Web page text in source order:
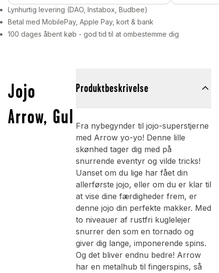
Lynhurtig levering (DAO, Instabox, Budbee)
Betal med MobilePay, Apple Pay, kort & bank
100 dages åbent køb - god tid til at ombestemme dig
Jojo
Arrow, Gul
Produktbeskrivelse
Fra nybegynder til jojo-superstjerne
med Arrow yo-yo! Denne lille
skønhed tager dig med på
snurrende eventyr og vilde tricks!
Uanset om du lige har fået din
allerførste jojo, eller om du er klar til
at vise dine færdigheder frem, er
denne jojo din perfekte makker. Med
to niveauer af rustfri kuglelejer
snurrer den som en tornado og
giver dig lange, imponerende spins.
Og det bliver endnu bedre! Arrow
har en metalhub til fingerspins, så